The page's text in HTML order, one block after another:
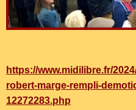
https://www.midilibre.fr/
robert-marge-rempli-
12272283.php